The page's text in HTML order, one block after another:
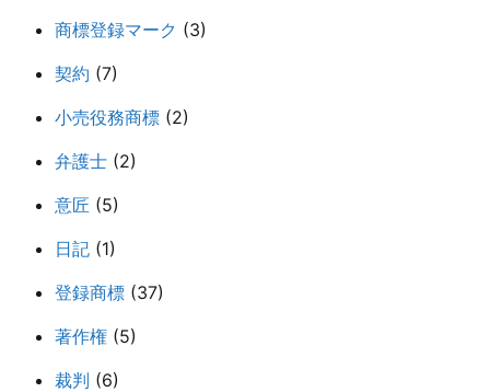
商標登録マーク (3)
契約 (7)
小売役務商標 (2)
弁護士 (2)
意匠 (5)
日記 (1)
登録商標 (37)
著作権 (5)
裁判 (6)